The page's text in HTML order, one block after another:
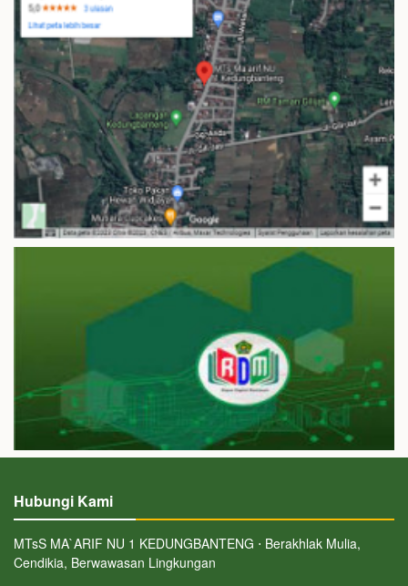
Hubungi Kami
MTsS MA`ARIF NU 1 KEDUNGBANTENG ⋅ Berakhlak Mulia,
Cendikia, Berwawasan Lingkungan